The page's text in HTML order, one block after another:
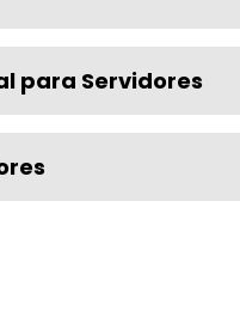
para Servidores